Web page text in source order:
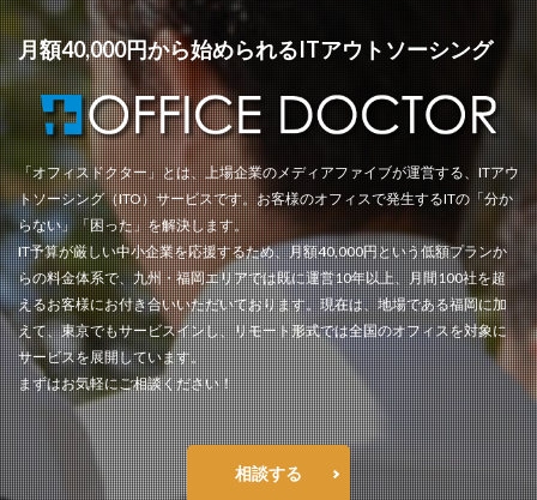
月額40,000円から始められるITアウトソーシング
「オフィスドクター」とは、上場企業のメディアファイブが運営する、ITアウ
トソーシング（ITO）サービスです。お客様のオフィスで発生するITの「分か
らない」「困った」を解決します。
IT予算が厳しい中小企業を応援するため、月額40,000円という低額プランか
らの料金体系で、九州・福岡エリアでは既に運営10年以上、月間100社を超
えるお客様にお付き合いいただいております。現在は、地場である福岡に加
えて、東京でもサービスインし、リモート形式では全国のオフィスを対象に
サービスを展開しています。
まずはお気軽にご相談ください！
相談する